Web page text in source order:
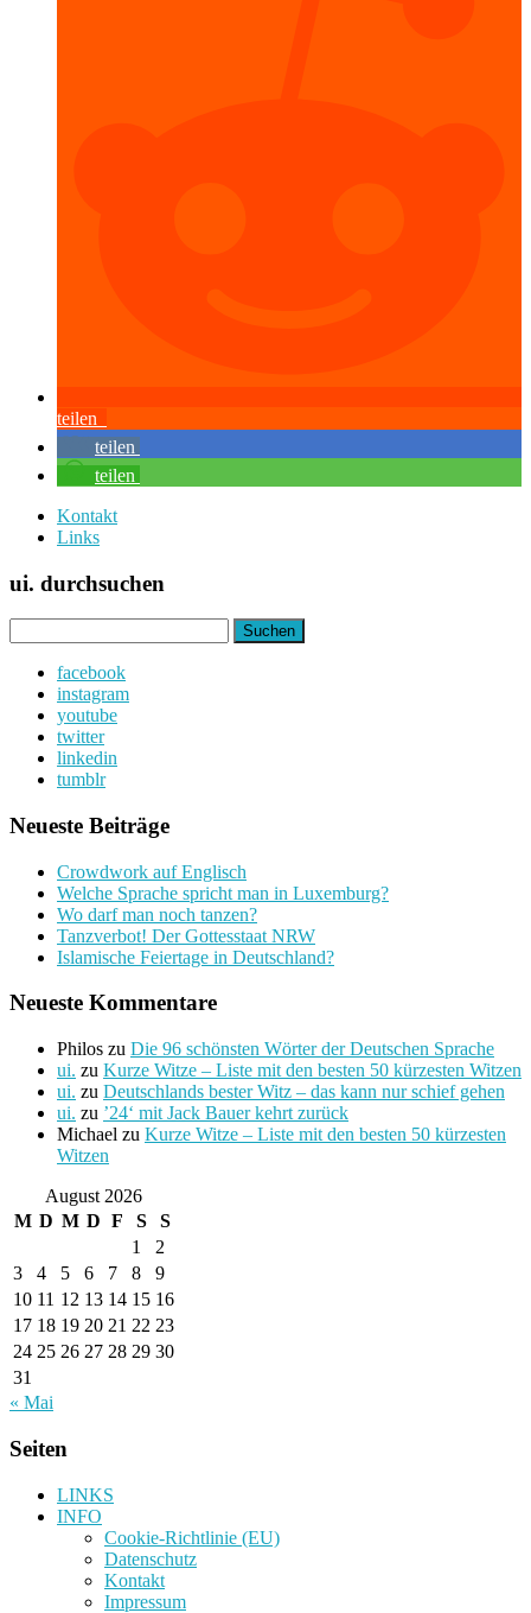
teilen
teilen
teilen
Kontakt
Links
ui. durchsuchen
nach:
facebook
instagram
youtube
twitter
linkedin
tumblr
Neueste Beiträge
Crowdwork auf Englisch
Welche Sprache spricht man in Luxemburg?
Wo darf man noch tanzen?
Tanzverbot! Der Gottesstaat NRW
Islamische Feiertage in Deutschland?
Neueste Kommentare
Philos zu Die 96 schönsten Wörter der Deutschen Sprache
ui. zu Kurze Witze – Liste mit den besten 50 kürzesten Witzen
ui. zu Deutschlands bester Witz – das kann nur schief gehen
ui. zu ’24‘ mit Jack Bauer kehrt zurück
Michael zu Kurze Witze – Liste mit den besten 50 kürzesten
Witzen
August 2026
M D M D F S
S
1
2
3
4 5 6 7 8
9
10 11 12 13 14 15 16
17 18 19 20 21 22 23
24 25 26 27 28 29 30
31
« Mai
Seiten
LINKS
INFO
Cookie-Richtlinie (EU)
Datenschutz
Kontakt
Impressum